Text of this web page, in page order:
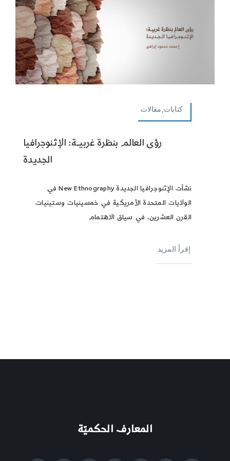
كتابات,مقالات
رؤى العالم بنظرة غربيــة: الإثنوجرافيا
الجديدة
نشأت الإثنوجرافيا الجديدة New Ethnography في
الولايات المتحدة الأمريكية في خمسينيات وستينيات
القرن العشرين، في سياق الاهتمام
إقرأ المزيد
المعارف الحكميّة